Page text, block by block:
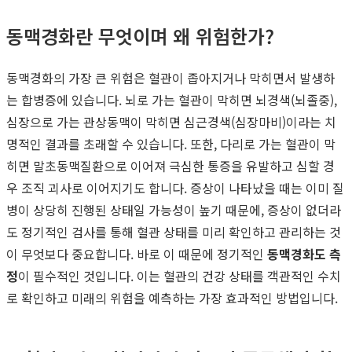
동맥경화란 무엇이며 왜 위험한가?
동맥경화의 가장 큰 위험은 혈관이 좁아지거나 막히면서 발생하
는 합병증에 있습니다. 뇌로 가는 혈관이 막히면 뇌경색(뇌졸중),
심장으로 가는 관상동맥이 막히면 심근경색(심장마비)이라는 치
명적인 결과를 초래할 수 있습니다. 또한, 다리로 가는 혈관이 막
히면 말초동맥질환으로 이어져 극심한 통증을 유발하고 심할 경
우 조직 괴사로 이어지기도 합니다. 증상이 나타났을 때는 이미 질
병이 상당히 진행된 상태일 가능성이 높기 때문에, 증상이 없더라
도 정기적인 검사를 통해 혈관 상태를 미리 확인하고 관리하는 것
이 무엇보다 중요합니다. 바로 이 때문에 정기적인 동맥경화도 측
정이 필수적인 것입니다. 이는 혈관의 건강 상태를 객관적인 수치
로 확인하고 미래의 위험을 예측하는 가장 효과적인 방법입니다.